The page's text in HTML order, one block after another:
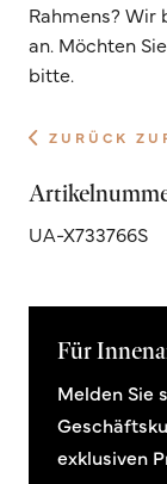
Rahmens?
an. Möchten
bitte.
ZURÜCK
UA-X733766S
Für
Melden Sie
exklusiven